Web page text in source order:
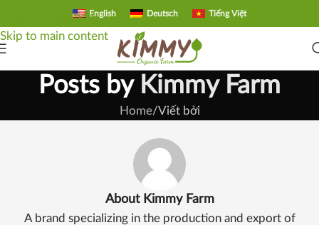
Skip to navigation
Skip to main content
English Deutsch Tiếng Việt
Posts by Kimmy Farm
Home Viết bởi
About Kimmy Farm
A brand specializing in the production and export of